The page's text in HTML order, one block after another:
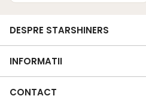
DESPRE STARSHINERS
INFORMATII
CONTACT